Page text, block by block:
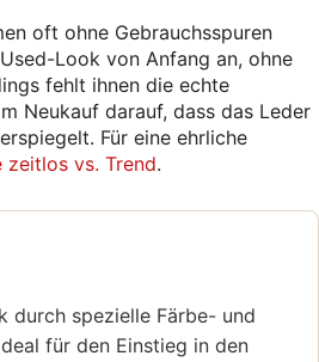
oft ohne Gebrauchsspuren
Look von Anfang an, ohne
fehlt ihnen die echte
Neukauf darauf, dass das Leder
Für eine ehrliche
zeitlos vs. Trend.
durch spezielle Färbe- und
für den Einstieg in den